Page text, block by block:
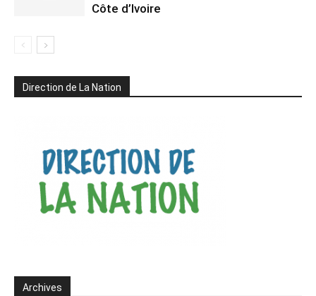
Côte d’Ivoire
Direction de La Nation
Archives